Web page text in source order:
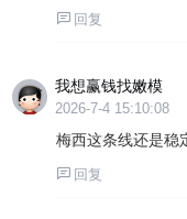
回复
我想赢钱找嫩模
2026-7-4 15:10:08
梅西这条线还是稳
回复